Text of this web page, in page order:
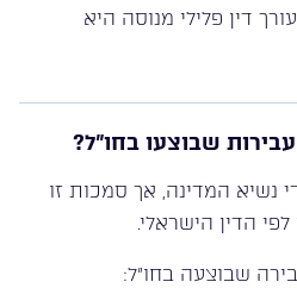
דין פלילי מנוסה היא
שבוצעו בחו”ל?
נשיא המדינה, אך סמכות זו
הדין הישראלי.
שבוצעה בחו”ל: